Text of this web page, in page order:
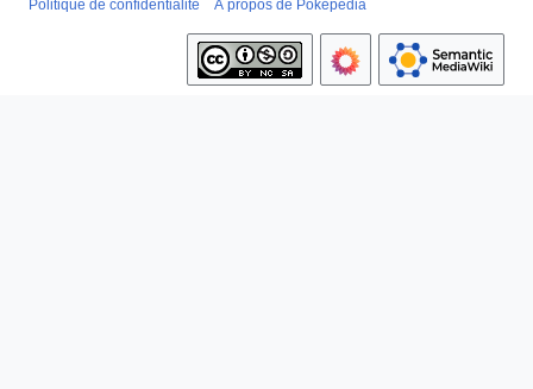
Politique de confidentialité À propos de Poképédia